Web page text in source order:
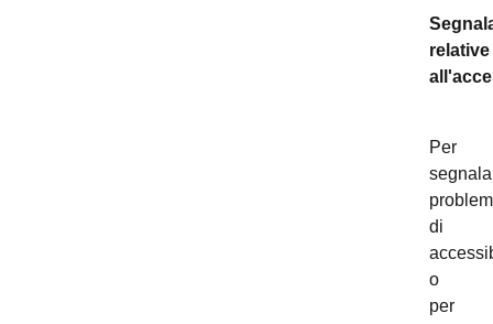
relative
Per
di
o
per